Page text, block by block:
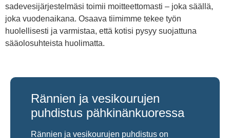
sadevesijärjestelmäsi toimii moitteettomasti – joka säällä,
joka vuodenaikana. Osaava tiimimme tekee työn
huolellisesti ja varmistaa, että kotisi pysyy suojattuna
sääolosuhteista huolimatta.
Rännien ja vesikourujen
puhdistus pähkinänkuoressa
Rännien ja vesikourujen puhdistus on